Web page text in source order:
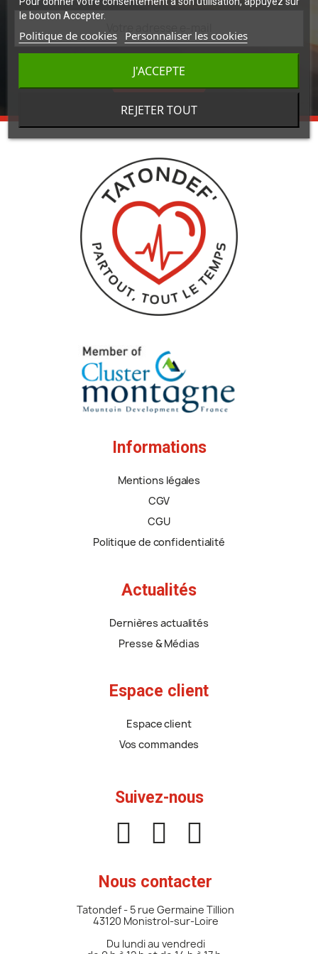
INSCRIPTION
Informations
Mentions légales
CGV
CGU
Politique de confidentialité
Actualités
Dernières actualités
Presse & Médias
Espace client
Espace client
Vos commandes
Suivez-nous
Nous contacter
Tatondef - 5 rue Germaine Tillion
43120 Monistrol-sur-Loire
Du lundi au vendredi
le bouton Accepter.
Politique de cookies Personnaliser les cookies
REJETER TOUT
J'ACCEPTE